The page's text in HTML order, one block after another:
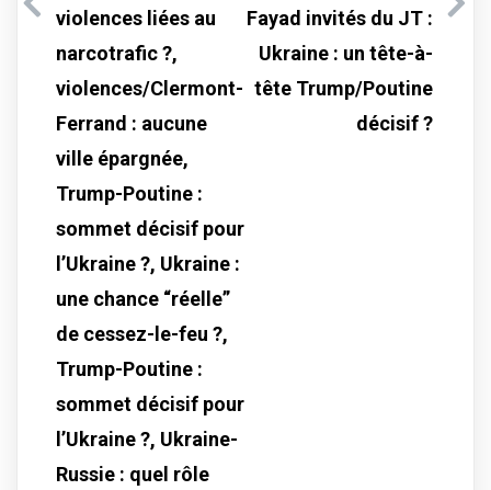
violences liées au
narcotrafic ?,
violences/Clermont-
Ferrand : aucune
ville épargnée,
Trump-Poutine :
sommet décisif pour
l’Ukraine ?, Ukraine :
une chance “réelle”
de cessez-le-feu ?,
Trump-Poutine :
sommet décisif pour
l’Ukraine ?, Ukraine-
Russie : quel rôle
Fayad invités du JT :
Ukraine : un tête-à-
tête Trump/Poutine
décisif ?